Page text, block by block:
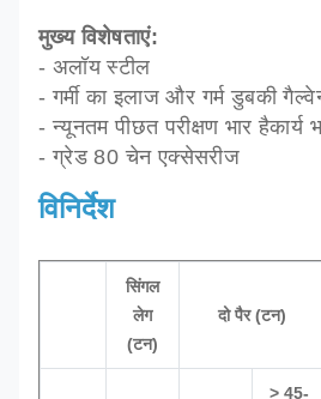
मुख्य विशेषताएं:
- अलॉय स्टील
- गर्मी का इलाज और गर्म डुबकी
- न्यूनतम पीछत परीक्षण भार हैकार्य
- ग्रेड 80 चेन एक्सेसरीज
विनिर्देश
सिंगल
लेग
(टन)
दो पैर (टन)
> 45-